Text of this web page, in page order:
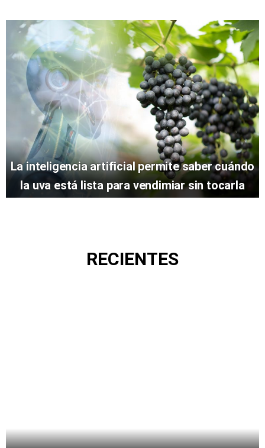
La inteligencia artificial permite saber cuándo
la uva está lista para vendimiar sin tocarla
RECIENTES